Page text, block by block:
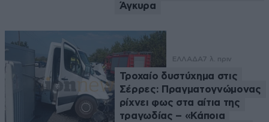
Άγκυρα
ΕΛΛΑΔΑ7 λ. πριν
Τροχαίο δυστύχημα στις
Σέρρες: Πραγματογνώμονας
ρίχνει φως στα αίτια της
τραγωδίας – «Κάποια